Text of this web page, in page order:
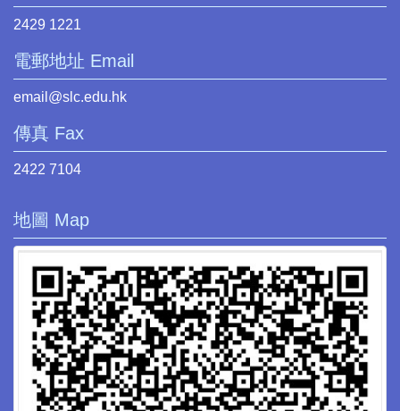
2429 1221
電郵地址 Email
email@slc.edu.hk
傳真 Fax
2422 7104
地圖 Map